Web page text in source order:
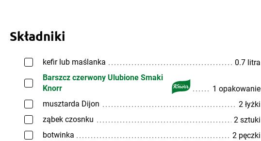
Składniki
kefir lub maślanka
0.7 litra
Barszcz czerwony Ulubione Smaki
Knorr
1 opakowanie
musztarda Dijon
2 łyżki
ząbek czosnku
2 sztuki
botwinka
2 pęczki